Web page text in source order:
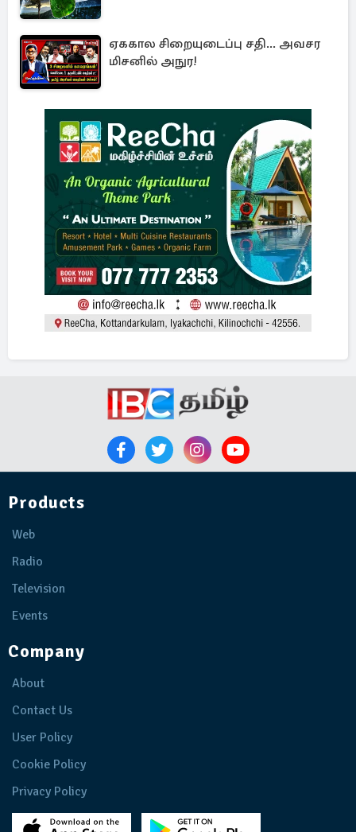
ஏககால சிறையுடைப்பு சதி... அவசர
மிசனில் அநுர!
Products
Web
Radio
Television
Events
Company
About
Contact Us
User Policy
Cookie Policy
Privacy Policy